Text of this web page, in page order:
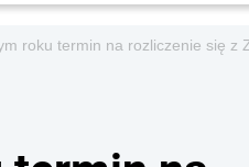
roku termin na rozliczenie się z